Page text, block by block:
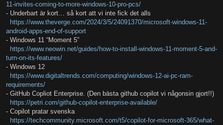
11-invites-coming-to-more-windows-10-pro-pcs/
- Underbart är kort… så kort att vi inte fick det alls
https://www.theverge.com/2024/3/5/24091370/microsoft-windows-11-
android-apps-end-of-support
- Windows 11 “Moment 5”
https://www.neowin.net/guides/how-to-install-windows-11-moment-5-and-
turn-on-its-features/
- Windows 12
https://www.digitaltrends.com/computing/windows-12-ai-pc-ram-
requirements/
- GitHub Copliot Enterprise. (Den bästa github copilot vi någonsin gjort!!)
https://petri.com/github-copilot-enterprise-available/
- Copilot pratar svenska
https://techcommunity.microsoft.com/t5/copilot-for-microsoft-365/what-